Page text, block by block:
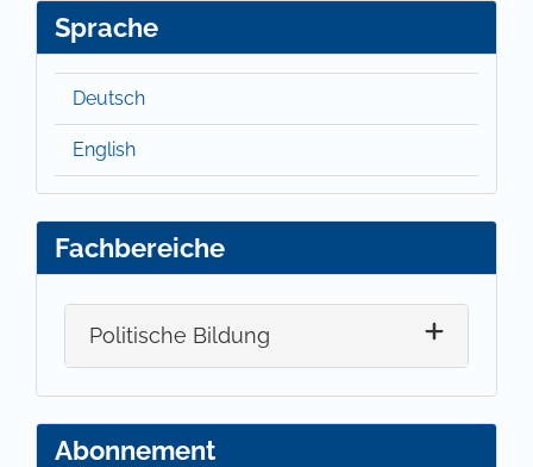
Sprache
Deutsch
English
Fachbereiche
Politische Bildung
Abonnement